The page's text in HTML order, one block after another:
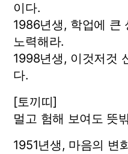
이다.
1986년생, 학업에 큰
노력해라.
1998년생, 이것저것
다.
[토끼띠]
멀고 험해 보여도 뜻
1951년생, 마음의 변